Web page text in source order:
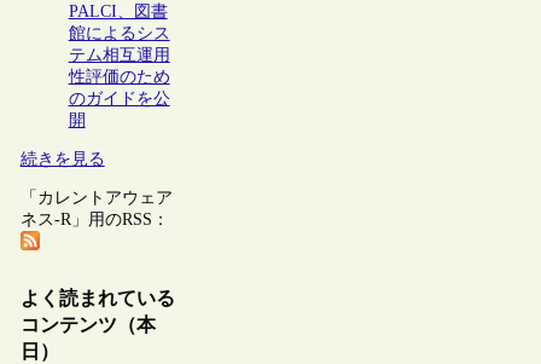
PALCI、図書
館によるシス
テム相互運用
性評価のため
のガイドを公
開
続きを見る
「カレントアウェア
ネス-R」用のRSS：
よく読まれている
コンテンツ（本
日）